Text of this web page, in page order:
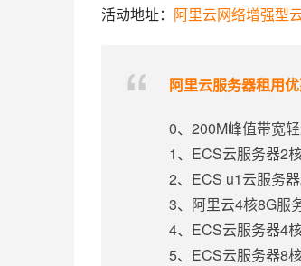
活动地址： 阿里云网络增强型
阿里云服务器租用
0、200M峰值带宽
1、ECS云服务器2
2、ECS u1云服务
3、阿里云4核8G服
4、ECS云服务器4
5、ECS云服务器8